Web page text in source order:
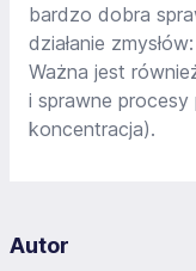
bardzo dobra
działanie
Ważna jest
i sprawne procesy
koncentracja).
Autor